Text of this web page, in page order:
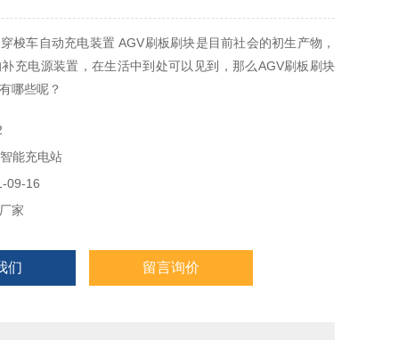
梭车自动充电装置 AGV刷板刷块是目前社会的初生产物，
充电源装置，在生活中到处可以见到，那么AGV刷板刷块
哪些呢？
能充电站
09-16
家
们 留言询价